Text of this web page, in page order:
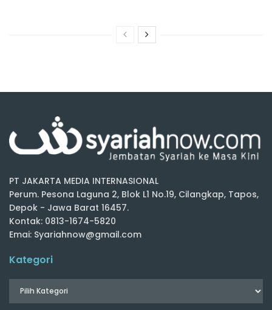
PT JAKARTA MEDIA INTERNASIONAL
Perum. Pesona Laguna 2, Blok L1 No.19, Cilangkap, Tapos,
Depok - Jawa Barat 16457.
Kontak: 0813-1674-5820
Emai: Syariahnow@gmail.com
Kategori